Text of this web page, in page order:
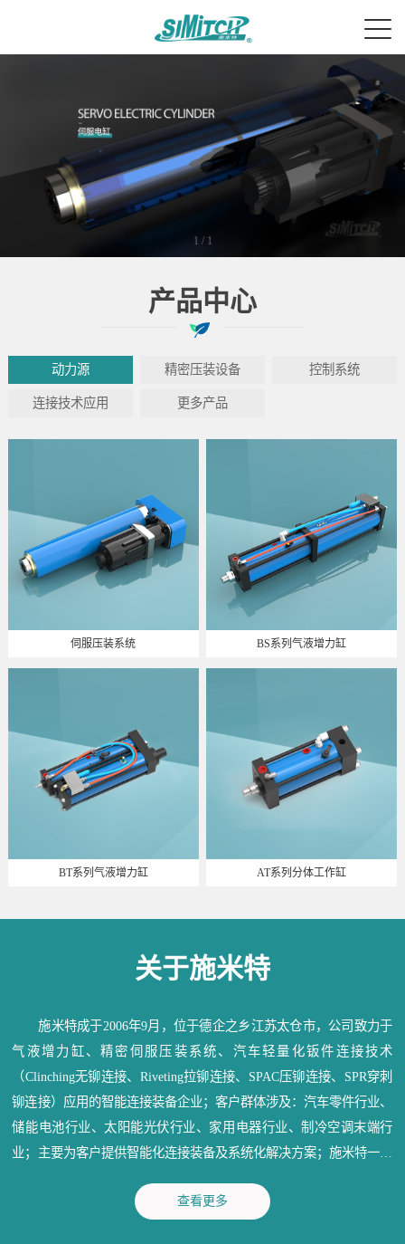
1 / 1
产品中心
动力源 精密压装设备 控制系统
连接技术应用 更多产品
伺服压装系统 BS系列气液增力缸
BT系列气液增力缸 AT系列分体工作缸
关于施米特
施米特成于2006年9月，位于德企之乡江苏太仓市，公司致力于
气液增力缸、精密伺服压装系统、汽车轻量化钣件连接技术
（Clinching无铆连接、Riveting拉铆连接、SPAC压铆连接、SPR穿刺
铆连接）应用的智能连接装备企业；客户群体涉及：汽车零件行业、
储能电池行业、太阳能光伏行业、家用电器行业、制冷空调末端行
业；主要为客户提供智能化连接装备及系统化解决方案；施米特一直
意的产品和优质的服务。
查看更多